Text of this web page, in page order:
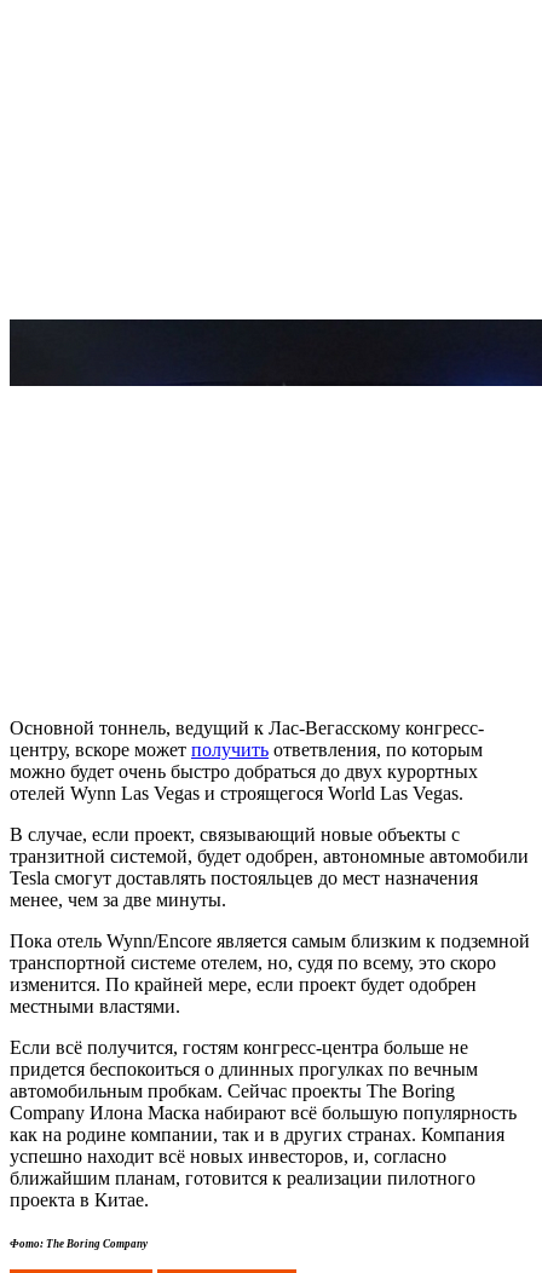
Основной тоннель, ведущий к Лас-Вегасскому конгресс-
центру, вскоре может получить ответвления, по которым
можно будет очень быстро добраться до двух курортных
отелей Wynn Las Vegas и строящегося World Las Vegas.
В случае, если проект, связывающий новые объекты с
транзитной системой, будет одобрен, автономные автомобили
Tesla смогут доставлять постояльцев до мест назначения
менее, чем за две минуты.
Пока отель Wynn/Encore является самым близким к подземной
транспортной системе отелем, но, судя по всему, это скоро
изменится. По крайней мере, если проект будет одобрен
местными властями.
Если всё получится, гостям конгресс-центра больше не
придется беспокоиться о длинных прогулках по вечным
автомобильным пробкам. Сейчас проекты The Boring
Company Илона Маска набирают всё большую популярность
как на родине компании, так и в других странах. Компания
успешно находит всё новых инвесторов, и, согласно
ближайшим планам, готовится к реализации пилотного
проекта в Китае.
Фото: The Boring Company